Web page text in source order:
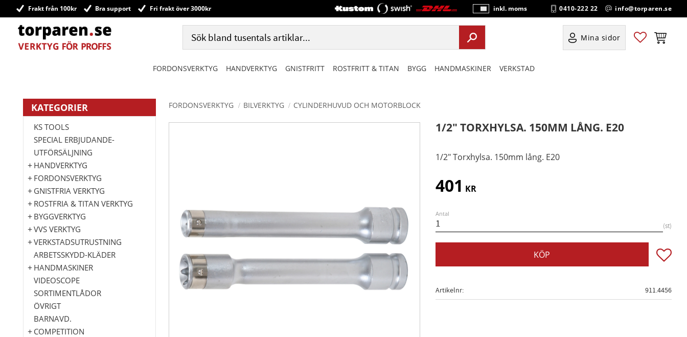
Frakt från 100kr Bra support Fri frakt över 3000kr
P
ri
s
e
vi
inkl. moms 0410-222 22 info@torparen.se
Mina sidor Favoriter
FORDONSVERKTYG HANDVERKTYG GNISTFRITT ROSTFRITT & TITAN BYGG HANDMASKINER VERKSTAD
FORDONSVERKTYG BILVERKTYG CYLINDERHUVUD OCH MOTORBLOCK
1/2" TORXHYLSA. 150MM LÅNG. E20
1/2" Torxhylsa. 150mm lång. E20
401 KR
Antal
st
KÖP Lägg
Artikelnr 911.4456
KATEGORIER
KS TOOLS
SPECIAL ERBJUDANDE-
UTFÖRSÄLJNING
HANDVERKTYG
FORDONSVERKTYG
GNISTFRIA VERKTYG
ROSTFRIA & TITAN VERKTYG
BYGGVERKTYG
VVS VERKTYG
VERKSTADSUTRUSTNING
ARBETSSKYDD-KLÄDER
HANDMASKINER
VIDEOSCOPE
SORTIMENTLÅDOR
ÖVRIGT
BARNAVD.
COMPETITION